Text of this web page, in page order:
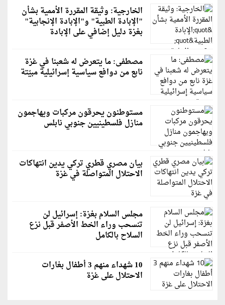
الخارجية: وثيقة المقررة الأممية بشأن
"الإبادة الطبية" و"الإبادة الإنجابية"
بغزة دليل إضافي على الإبادة
مصطفى: ما يتعرض له شعبنا في غزة
نابع من دوافع سياسية إسرائيلية مبيّتة
مستوطنون يحرقون مركبات ويهاجمون
منازل فلسطينيين جنوبي نابلس
بيان مصري قطري تركي يدين انتهاكات
الاحتلال المتواصلة في غزة
مجلس السلام بغزة: إسرائيل لن
تنسحب وراء الخط الأصفر قبل نزع
السلاح بالكامل
10 شهداء منهم 3 أطفال بغارات
الاحتلال على غزة